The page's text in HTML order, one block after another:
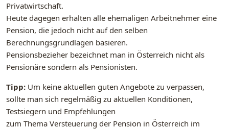
Privatwirtschaft.
Heute dagegen erhalten alle ehemaligen Arbeitnehmer eine
Pension, die jedoch nicht auf den selben
Berechnungsgrundlagen basieren.
Pensionsbezieher bezeichnet man in Österreich nicht als
Pensionäre sondern als Pensionisten.
Tipp: Um keine aktuellen guten Angebote zu verpassen,
sollte man sich regelmäßig zu aktuellen Konditionen,
Testsiegern und Empfehlungen
zum Thema Versteuerung der Pension in Österreich im